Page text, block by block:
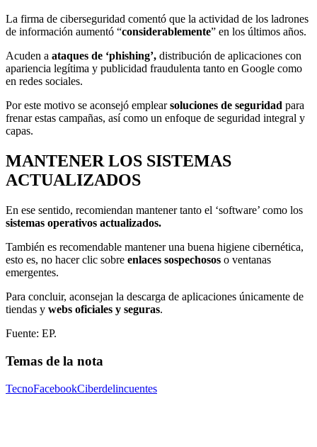
La firma de ciberseguridad comentó que la actividad de los ladrones
de información aumentó “considerablemente” en los últimos años.
Acuden a ataques de ‘phishing’, distribución de aplicaciones con
apariencia legítima y publicidad fraudulenta tanto en Google como
en redes sociales.
Por este motivo se aconsejó emplearsoluciones de seguridad para
frenar estas campañas, así como un enfoque de seguridad integral y
capas.
MANTENER LOS SISTEMAS
ACTUALIZADOS
En ese sentido, recomiendan mantener tanto el ‘software’ como los
sistemas operativos actualizados.
También es recomendable mantener una buena higiene cibernética,
esto es, no hacer clic sobre enlaces sospechosos o ventanas
emergentes.
Para concluir, aconsejan la descarga de aplicaciones únicamente de
tiendas y webs oficiales y seguras.
Fuente: EP.
Temas de la nota
TecnoFacebookCiberdelincuentes